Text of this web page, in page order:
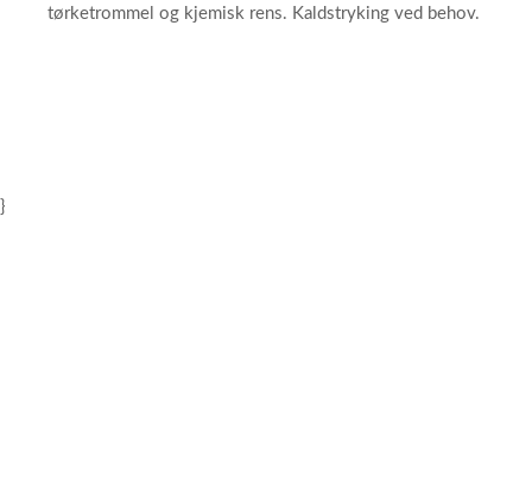
tørketrommel og kjemisk rens. Kaldstryking ved behov.
}